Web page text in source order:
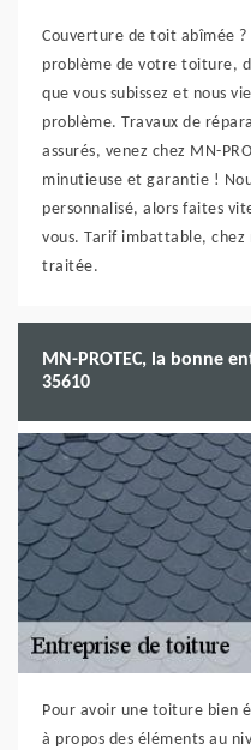
Couverture de toit abîmée ?
problème de votre toiture,
que vous subissez et nous
problème. Travaux de
assurés, venez chez MN-
minutieuse et garantie !
personnalisé, alors faites
vous. Tarif imbattable, chez
traitée.
MN-PROTEC, la bonne
35610
Pour avoir une toiture bien
à propos des éléments au